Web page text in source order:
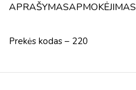
APRAŠYMASAPMOKĖJIMAS
Prekės kodas – 220